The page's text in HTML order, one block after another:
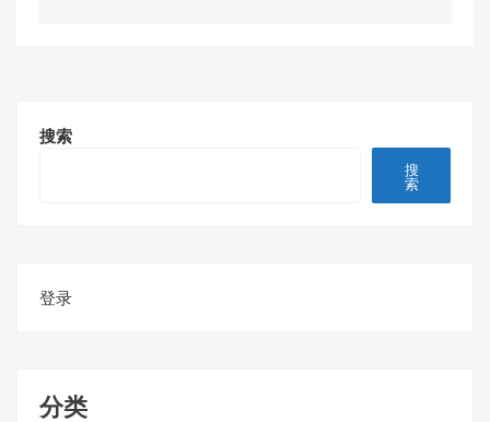
搜索
搜
索
登录
分类